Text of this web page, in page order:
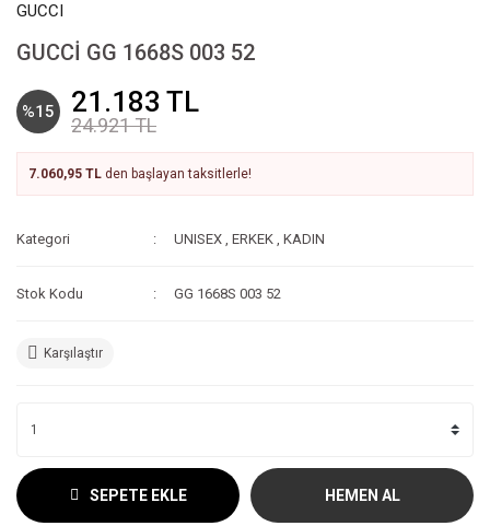
GUCCI
GUCCİ GG 1668S 003 52
%15 21.183 TL
24.921 TL
7.060,95 TL den başlayan taksitlerle!
Kategori UNISEX ,ERKEK ,KADIN
Stok Kodu GG 1668S 003 52
Karşılaştır
SEPETE EKLE HEMEN AL